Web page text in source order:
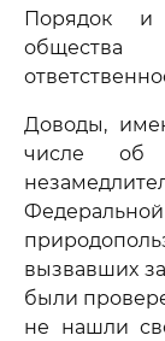
Порядок и
Доводы,
числе об
вызвавших
были
не нашли